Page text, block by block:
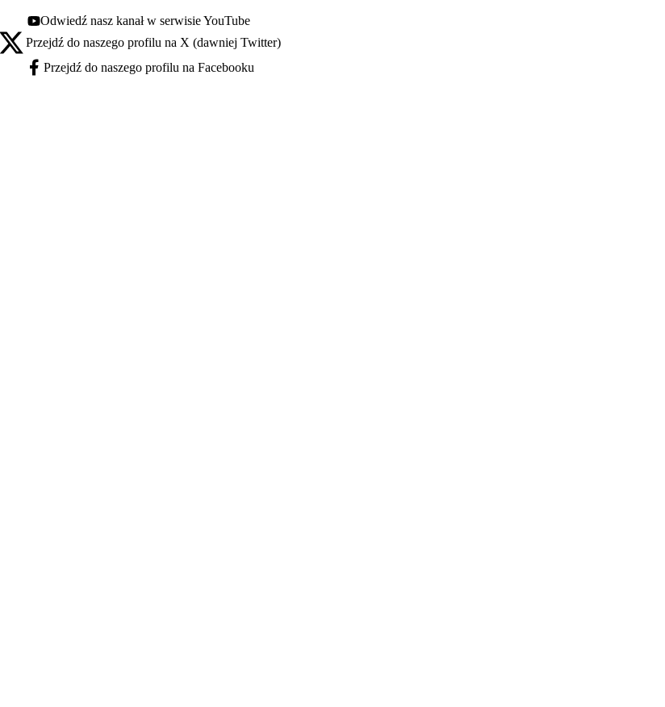
Youtube - otwiera się w nowej karcie
Odwiedź nasz kanał w serwisie YouTube
X - otwiera się w nowej karcie
Przejdź do naszego profilu na X (dawniej Twitter)
Facebook - otwiera się w nowej karcie
Przejdź do naszego profilu na Facebooku